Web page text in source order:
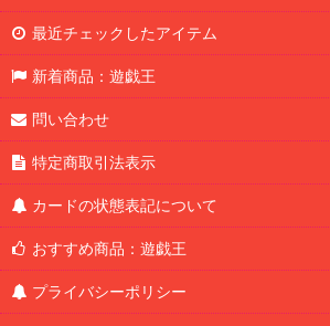
最近チェックしたアイテム
新着商品：遊戯王
問い合わせ
特定商取引法表示
カードの状態表記について
おすすめ商品：遊戯王
プライバシーポリシー